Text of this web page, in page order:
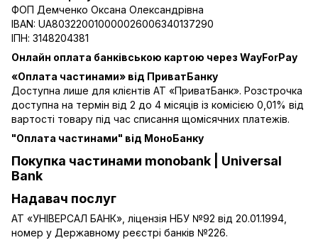
ФОП Демченко Оксана Олександрівна
IBAN: UA803220010000026006340137290
ІПН: 3148204381
Онлайн оплата банківською картою через WayForPay
«Оплата частинами» від ПриватБанку
Доступна лише для клієнтів АТ «ПриватБанк». Розстрочка
доступна на термін від 2 до 4 місяців із комісією 0,01% від
вартості товару під час списання щомісячних платежів.
"Оплата частинами" від МоноБанку
Покупка частинами monobank | Universal
Bank
Надавач послуг
АТ «УНІВЕРСАЛ БАНК», ліцензія НБУ №92 від 20.01.1994,
номер у Державному реєстрі банків №226.